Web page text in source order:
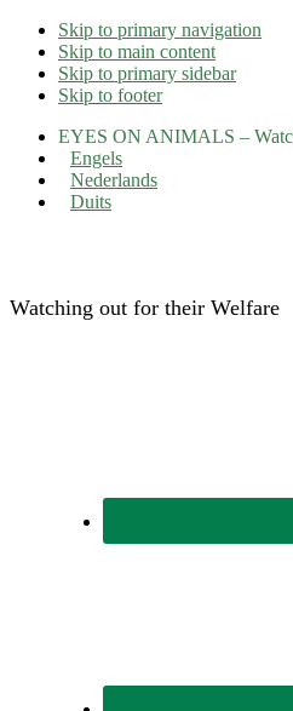
Skip to primary navigation
Skip to main content
Skip to primary sidebar
Skip to footer
EYES ON ANIMALS –
Engels
Nederlands
Duits
Watching out for their Welfare